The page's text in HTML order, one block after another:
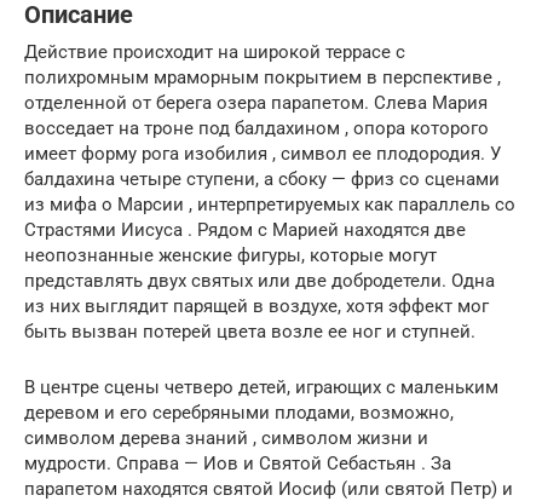
Описание
Действие происходит на широкой террасе с
полихромным мраморным покрытием в перспективе ,
отделенной от берега озера парапетом. Слева Мария
восседает на троне под балдахином , опора которого
имеет форму рога изобилия , символ ее плодородия. У
балдахина четыре ступени, а сбоку — фриз со сценами
из мифа о Марсии , интерпретируемых как параллель со
Страстями Иисуса . Рядом с Марией находятся две
неопознанные женские фигуры, которые могут
представлять двух святых или две добродетели. Одна
из них выглядит парящей в воздухе, хотя эффект мог
быть вызван потерей цвета возле ее ног и ступней.
В центре сцены четверо детей, играющих с маленьким
деревом и его серебряными плодами, возможно,
символом дерева знаний , символом жизни и
мудрости. Справа — Иов и Святой Себастьян . За
парапетом находятся святой Иосиф (или святой Петр) и